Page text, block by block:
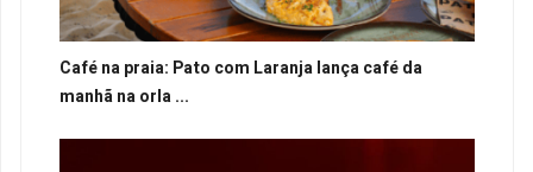
Café na praia: Pato com Laranja lança café da
manhã na orla ...